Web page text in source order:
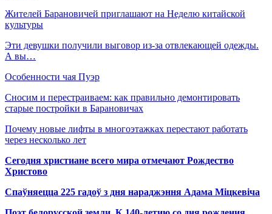
Жителей Барановичей приглашают на Неделю китайской
культуры
Эти девушки получили выговор из-за отвлекающей одежды.
А вы…
Особенности чая Пуэр
Сносим и перестраиваем: как правильно демонтировать
старые постройки в Барановичах
Почему новые лифты в многоэтажках перестают работать
через несколько лет
Сегодня христиане всего мира отмечают Рождество
Христово
Спаўняецца 225 гадоў з дня нараджэння Адама Міцкевіча